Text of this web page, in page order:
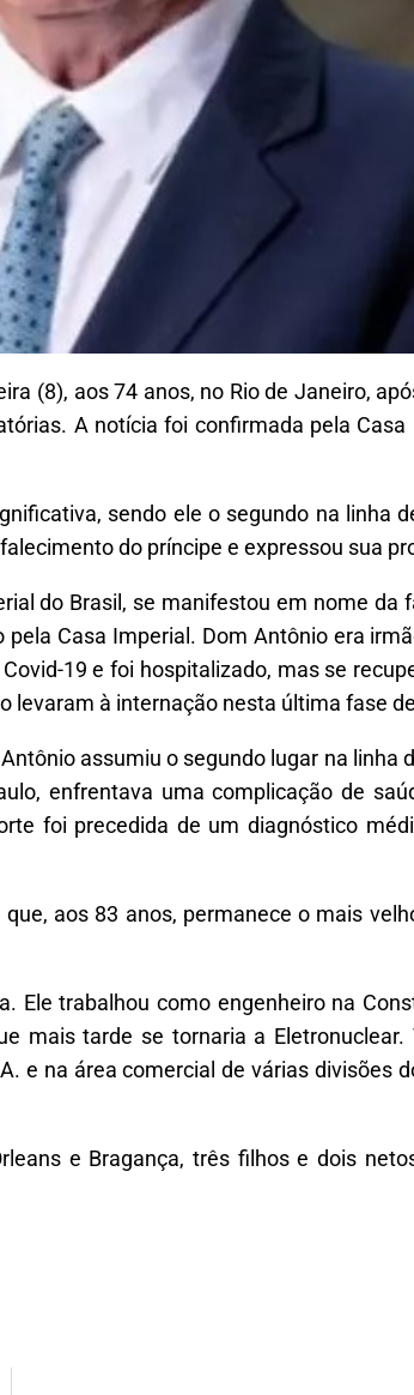
(8), aos 74 anos, no Rio de Janeiro,
A notícia foi confirmada pela Casa
sendo ele o segundo na linha
do príncipe e expressou sua
do Brasil, se manifestou em nome da
Casa Imperial. Dom Antônio era
19 e foi hospitalizado, mas se
levaram à internação nesta última fase
assumiu o segundo lugar na linha
enfrentava uma complicação de
foi precedida de um diagnóstico
aos 83 anos, permanece o mais
trabalhou como engenheiro na
mais tarde se tornaria a
e na área comercial de várias divisões
e Bragança, três filhos e dois